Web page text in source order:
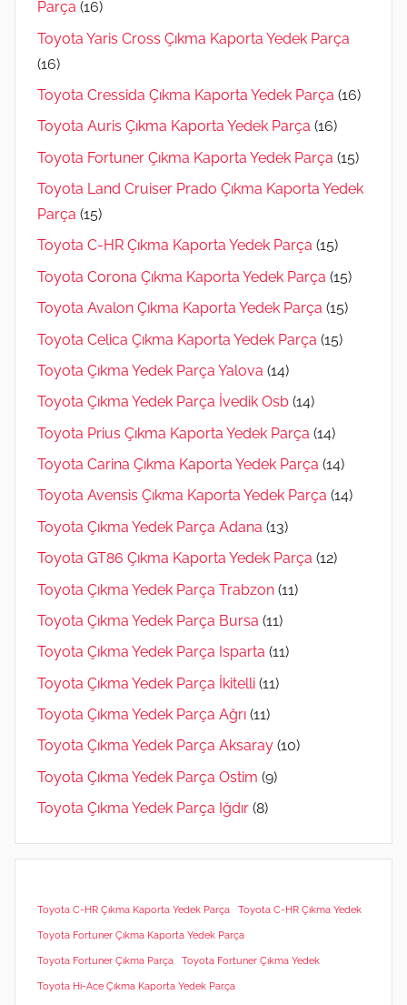
Parça (16)
Toyota Yaris Cross Çıkma Kaporta Yedek Parça
(16)
Toyota Cressida Çıkma Kaporta Yedek Parça (16)
Toyota Auris Çıkma Kaporta Yedek Parça (16)
Toyota Fortuner Çıkma Kaporta Yedek Parça (15)
Toyota Land Cruiser Prado Çıkma Kaporta Yedek
Parça (15)
Toyota C-HR Çıkma Kaporta Yedek Parça (15)
Toyota Corona Çıkma Kaporta Yedek Parça (15)
Toyota Avalon Çıkma Kaporta Yedek Parça (15)
Toyota Celica Çıkma Kaporta Yedek Parça (15)
Toyota Çıkma Yedek Parça Yalova (14)
Toyota Çıkma Yedek Parça İvedik Osb (14)
Toyota Prius Çıkma Kaporta Yedek Parça (14)
Toyota Carina Çıkma Kaporta Yedek Parça (14)
Toyota Avensis Çıkma Kaporta Yedek Parça (14)
Toyota Çıkma Yedek Parça Adana (13)
Toyota GT86 Çıkma Kaporta Yedek Parça (12)
Toyota Çıkma Yedek Parça Trabzon (11)
Toyota Çıkma Yedek Parça Bursa (11)
Toyota Çıkma Yedek Parça Isparta (11)
Toyota Çıkma Yedek Parça İkitelli (11)
Toyota Çıkma Yedek Parça Ağrı (11)
Toyota Çıkma Yedek Parça Aksaray (10)
Toyota Çıkma Yedek Parça Ostim (9)
Toyota Çıkma Yedek Parça Iğdır (8)
Toyota C-HR Çıkma Kaporta Yedek Parça Toyota C-HR Çıkma Yedek
Toyota Fortuner Çıkma Kaporta Yedek Parça
Toyota Fortuner Çıkma Parça Toyota Fortuner Çıkma Yedek
Toyota Hi-Ace Çıkma Kaporta Yedek Parça